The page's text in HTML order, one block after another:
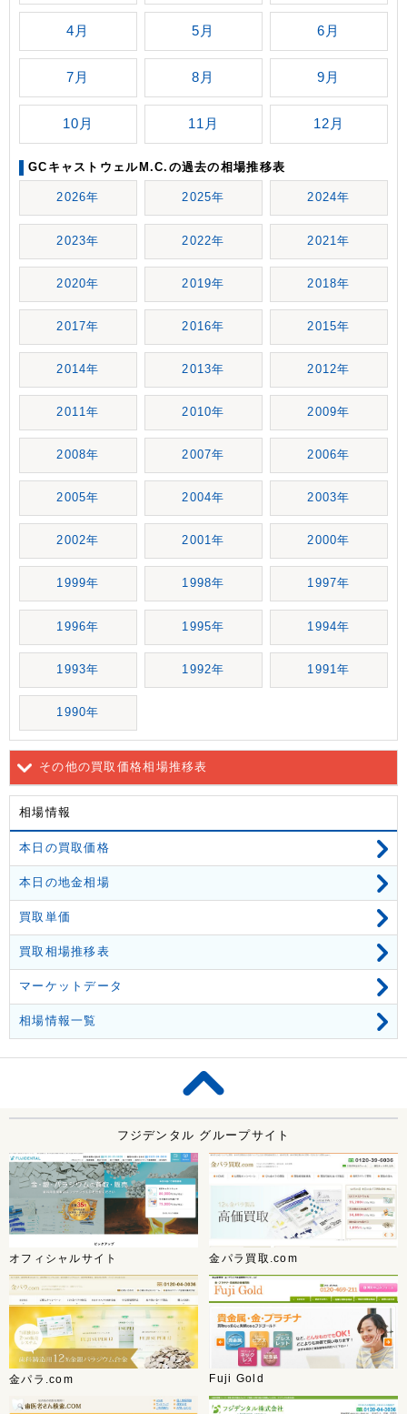
4月 5月 6月
7月 8月 9月
10月 11月 12月
GCキャストウェルM.C.の過去の相場推移表
2026年 2025年 2024年
2023年 2022年 2021年
2020年 2019年 2018年
2017年 2016年 2015年
2014年 2013年 2012年
2011年 2010年 2009年
2008年 2007年 2006年
2005年 2004年 2003年
2002年 2001年 2000年
1999年 1998年 1997年
1996年 1995年 1994年
1993年 1992年 1991年
1990年
その他の買取価格相場推移表
相場情報
本日の買取価格
本日の地金相場
買取単価
買取相場推移表
マーケットデータ
相場情報一覧
フジデンタル グループサイト
オフィシャルサイト 金パラ買取.com
金パラ.com Fuji Gold